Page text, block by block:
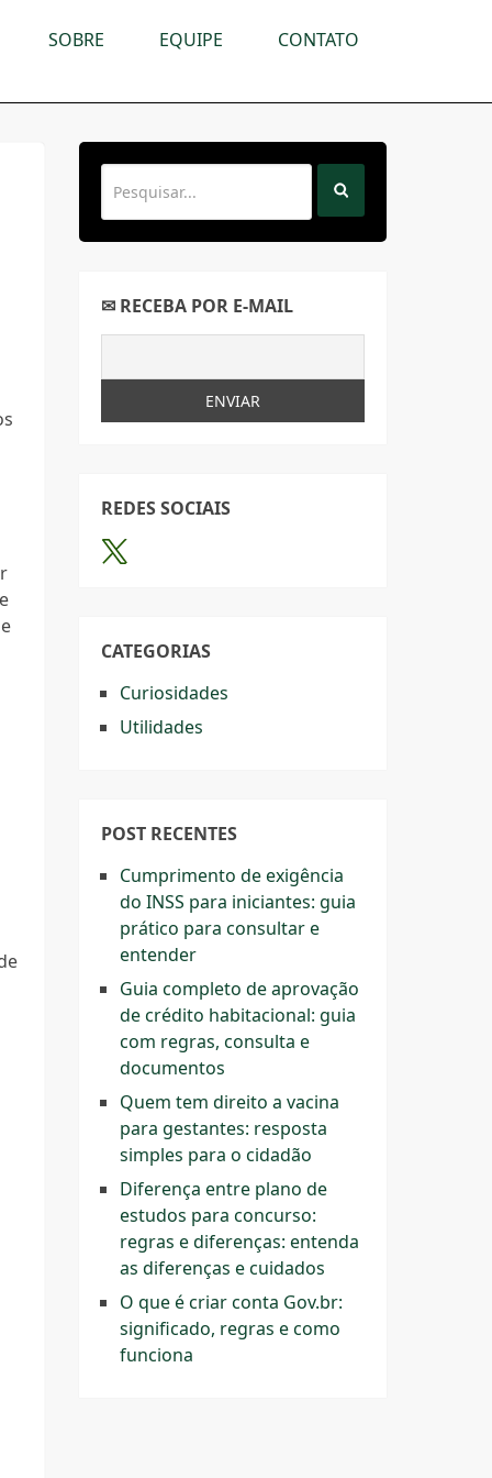
SOBRE EQUIPE CONTATO
✉ RECEBA POR E-MAIL
REDES SOCIAIS
CATEGORIAS
Curiosidades
Utilidades
POST RECENTES
Cumprimento de exigência
do INSS para iniciantes: guia
prático para consultar e
entender
Guia completo de aprovação
de crédito habitacional: guia
com regras, consulta e
documentos
Quem tem direito a vacina
para gestantes: resposta
simples para o cidadão
Diferença entre plano de
estudos para concurso:
regras e diferenças: entenda
as diferenças e cuidados
O que é criar conta Gov.br:
significado, regras e como
funciona